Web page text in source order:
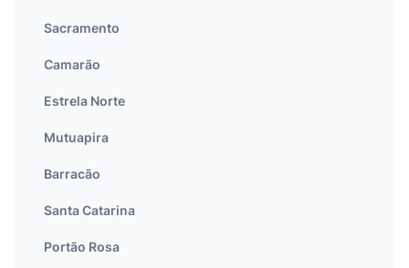
Sacramento
Camarão
Estrela Norte
Mutuapira
Barracão
Santa Catarina
Portão Rosa